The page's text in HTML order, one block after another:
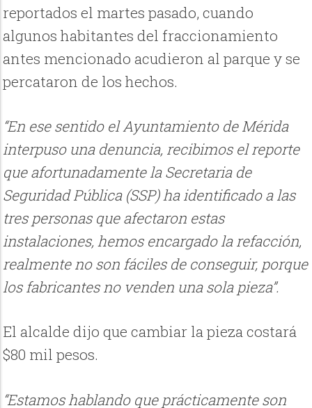
reportados el martes pasado, cuando
algunos habitantes del fraccionamiento
antes mencionado acudieron al parque y se
percataron de los hechos.
“En ese sentido el Ayuntamiento de Mérida
interpuso una denuncia, recibimos el reporte
que afortunadamente la Secretaria de
Seguridad Pública (SSP) ha identificado a las
tres personas que afectaron estas
instalaciones, hemos encargado la refacción,
realmente no son fáciles de conseguir, porque
los fabricantes no venden una sola pieza”.
El alcalde dijo que cambiar la pieza costará
$80 mil pesos.
“Estamos hablando que prácticamente son